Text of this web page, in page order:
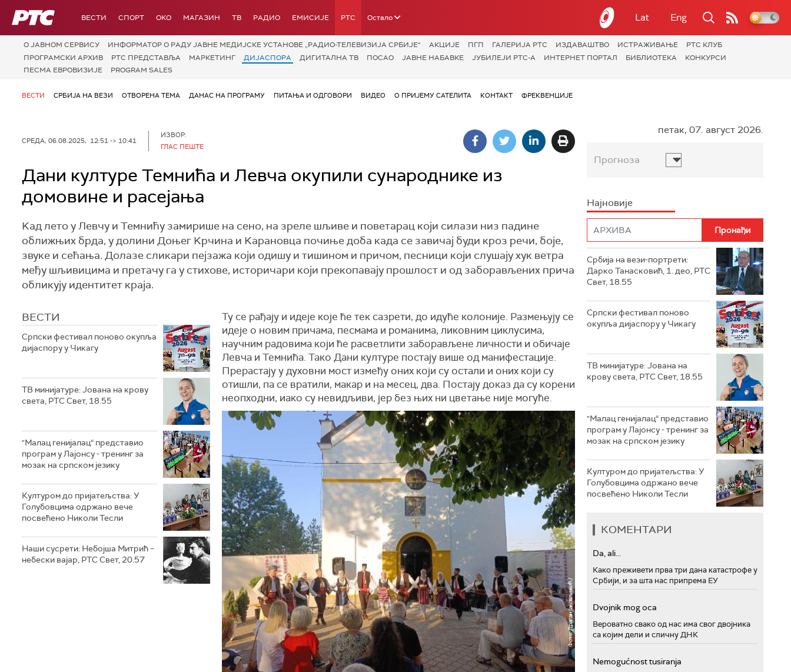
РТС ВЕСТИ СПОРТ OKO МАГАЗИН ТВ РАДИО ЕМИСИЈЕ РТС Остало Lat Eng
О JАВНОМ СЕРВИСУ ИНФОРМАТОР О РАДУ ЈАВНЕ МЕДИЈСКЕ УСТАНОВЕ „РАДИО-ТЕЛЕВИЗИЈА СРБИЈЕ“ АКЦИЈЕ ПГП ГАЛЕРИЈА РТС ИЗДАВАШТВО ИСТРАЖИВАЊЕ
РТС КЛУБ
ПРОГРАМСКИ АРХИВ
РТС ПРЕДСТАВЉА МАРКЕТИНГ ДИЈАСПОРА ДИГИТАЛНА ТВ ПОСАО ЈАВНЕ НАБАВКЕ ЈУБИЛЕЈИ РТС-А ИНТЕРНЕТ ПОРТАЛ БИБЛИОТЕКА
КОНКУРСИ
ПЕСМА ЕВРОВИЗИЈЕ
PROGRAM SALES
ВЕСТИ СРБИЈА НА ВЕЗИ ОТВОРЕНА ТЕМА ДАНАС НА ПРОГРАМУ ПИТАЊА И ОДГОВОРИ ВИДЕО О ПРИЈЕМУ САТЕЛИТА КОНТАКТ ФРЕКВЕНЦИЈЕ
СРЕДА, 06.08.2025, 12:51 -> 10:41
ИЗВОР:
ГЛАС ПЕШТЕ
Дани културе Темнића и Левча окупили сународнике из
домовине и расејања
Kад лето у Левчу и Темнићу замирише на сено, на зреле шљиве и поветарац који силази низ падине
оближњих брда, у долини Доњег Kрчина и Kарановца почиње доба када се завичај буди кроз речи, боје,
звуке и сећања. Долазе сликари пејзажа који одишу и тишином и причом, песници који слушају хук ветра
међу шљивицима и претачу га у стихове, историчари који прекопавају прошлост и од заборављених прича
обликују идентитет краја.
ВЕСТИ
Српски фестивал поново окупља
дијаспору у Чикагу
ТВ минијатуре: Јована на крову
света, РТС Свет, 18.55
"Малац генијалац“ представио
програм у Лајонсу - тренинг за
мозак на српском језику
Културом до пријатељства: У
Голубовцима одржано вече
посвећено Николи Тесли
Наши сусрети: Небојша Митрић –
небески вајар, РТС Свет, 20.57
Ту се рађају и идеје које ће тек сазрети, до идуће колоније. Размењују се
идеје о новим причама, песмама и романима, ликовним циклусима,
научним радовима који ће расветлити заборављене личности и обичаје
Левча и Темнића. Тако Дани културе постају више од манифестације.
Прерастају у духовни мост између оних који су остали и оних који су
отишли, па се вратили, макар и на месец, два. Постају доказ да су корени
неопходни, иако су невидљиви, јер без њих ни цветање није могуће.
петак, 07. август 2026.
Прогноза
Најновије
Србија на вези-портрети:
Дарко Танасковић, 1. део, РТС
Свет, 18.55
Српски фестивал поново
окупља дијаспору у Чикагу
ТВ минијатуре: Јована на
крову света, РТС Свет, 18.55
"Малац генијалац“ представио
програм у Лајонсу - тренинг за
мозак на српском језику
Културом до пријатељства: У
Голубовцима одржано вече
посвећено Николи Тесли
КОМЕНТАРИ
Da, ali...
Како преживети прва три дана катастрофе у
Србији, и за шта нас припрема ЕУ
Dvojnik mog oca
Вероватно свако од нас има свог двојника
са којим дели и сличну ДНК
Nemogućnost tusiranja